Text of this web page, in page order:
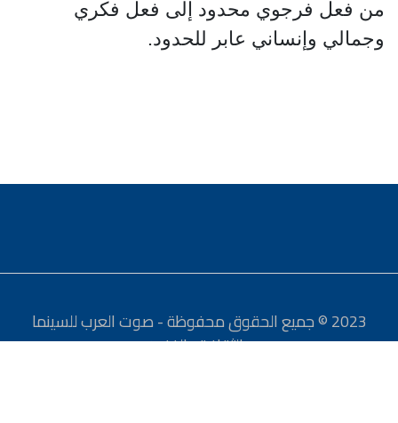
من فعل فرجوي محدود إلى فعل فكري
وجمالي وإنساني عابر للحدود.
2023 © جميع الحقوق محفوظة - صوت العرب للسينما
والثقافة والفنون